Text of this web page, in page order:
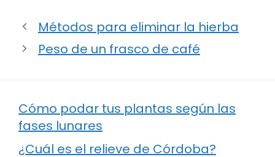
Métodos para eliminar la hierba
Peso de un frasco de café
Cómo podar tus plantas según las
fases lunares
¿Cuál es el relieve de Córdoba?